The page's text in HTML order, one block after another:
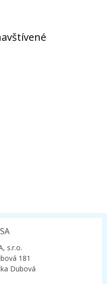
s.r.o.
181
Dubová